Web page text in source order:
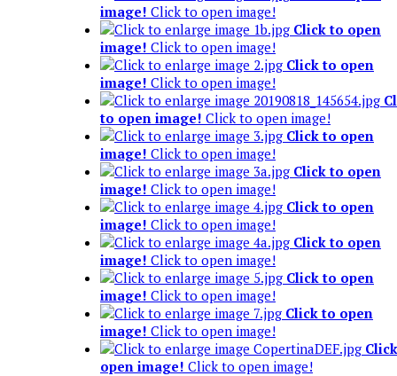
image! Click to open image!
Click to open
image! Click to open image!
Click to open
image! Click to open image!
to open image! Click to open image!
Click to open
image! Click to open image!
Click to open
image! Click to open image!
Click to open
image! Click to open image!
Click to open
image! Click to open image!
Click to open
image! Click to open image!
Click to open
image! Click to open image!
open image! Click to open image!